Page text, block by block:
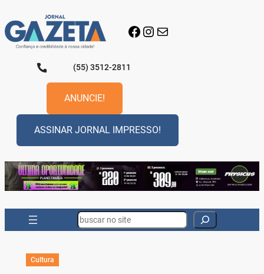
para
o
conteúdo
Facebook
Instagram
E-mail
(55) 3512-2811
ANUNCIE!
ASSINAR JORNAL IMPRESSO!
Search
Cultura